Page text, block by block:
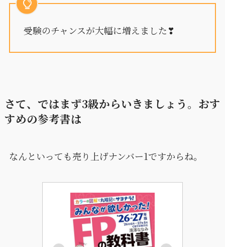
受験のチャンスが大幅に増えました❣
さて、ではまず3級からいきましょう。おす
すめの参考書は
なんといっても売り上げナンバー1ですからね。